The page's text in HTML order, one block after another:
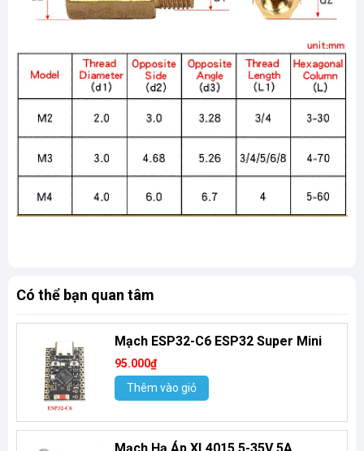
Có thể bạn quan tâm
Mạch ESP32-C6 ESP32 Super Mini
95.000₫
Thêm vào giỏ